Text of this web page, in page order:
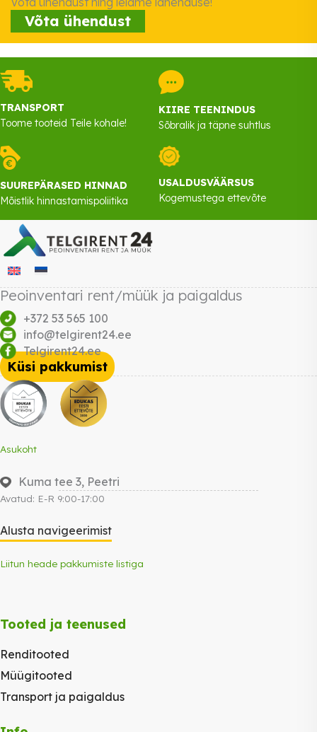
Võta ühendust
TRANSPORT
Toome tooteid Teile kohale!
KIIRE TEENINDUS
Sõbralik ja täpne suhtlus
SUUREPÄRASED HINNAD
Mõistlik hinnastamispoliitika
USALDUSVÄÄRSUS
Kogemustega ettevõte
Peoinventari rent/müük ja paigaldus
+372 53 565 100
info@telgirent24.ee
Telgirent24.ee
Küsi pakkumist
Asukoht
Kuma tee 3, Peetri
Avatud: E-R 9:00-17:00
Alusta navigeerimist
Liitun heade pakkumiste listiga
Tooted ja teenused
Renditooted
Müügitooted
Transport ja paigaldus